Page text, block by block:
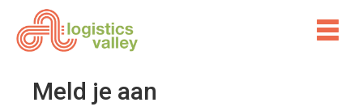
Meld je aan